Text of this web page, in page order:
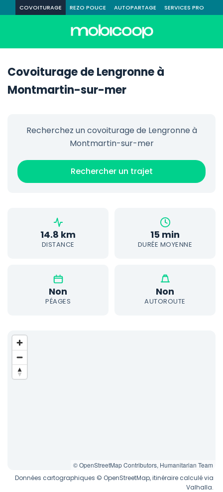
COVOITURAGE REZO POUCE AUTOPARTAGE SERVICES PRO
Covoiturage de Lengronne à
Montmartin-sur-mer
Recherchez un covoiturage de Lengronne à
Montmartin-sur-mer
Rechercher un trajet
14.8 km
DISTANCE
15 min
DURÉE MOYENNE
Non
PÉAGES
Non
AUTOROUTE
© OpenStreetMap Contributors, Humanitarian Team
Données cartographiques © OpenStreetMap, itinéraire calculé via
Valhalla.